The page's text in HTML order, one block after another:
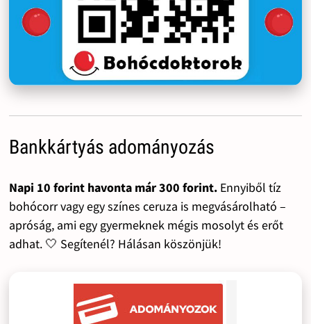
Bankkártyás adományozás
Napi 10 forint havonta már 300 forint.Ennyiből tíz
bohócorr vagy egy színes ceruza is megvásárolható –
apróság, ami egy gyermeknek mégis mosolyt és erőt
adhat. 🤍 Segítenél? Hálásan köszönjük!